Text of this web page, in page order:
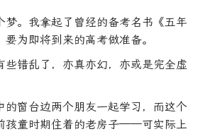
梦。我拿起了曾经的备考名书《五年
为即将到来的高考做准备。
些错乱了，亦真亦幻，亦或是完全虚
的窗台边两个朋友一起学习，而这个
孩童时期住着的老房子——可实际上